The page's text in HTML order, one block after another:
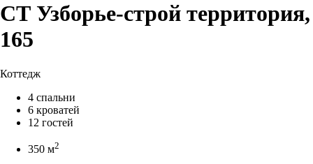
СТ Узборье-строй территория,
165
Коттедж
4 спальни
6 кроватей
12 гостей
350 м2